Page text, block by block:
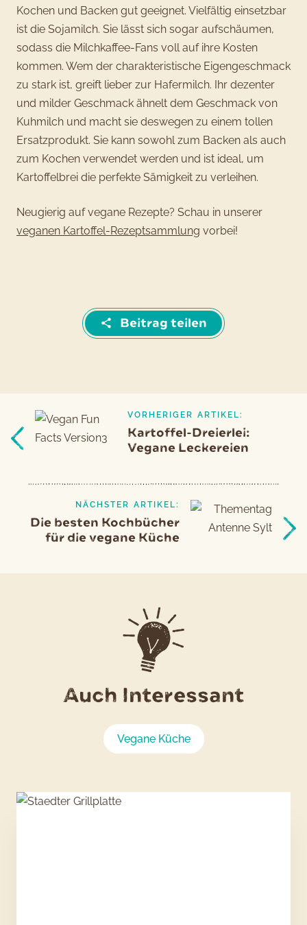
Kochen und Backen gut geeignet. Vielfältig einsetzbar
ist die Sojamilch. Sie lässt sich sogar aufschäumen,
sodass die Milchkaffee-Fans voll auf ihre Kosten
kommen. Wem der charakteristische Eigengeschmack
zu stark ist, greift lieber zur Hafermilch. Ihr dezenter
und milder Geschmack ähnelt dem Geschmack von
Kuhmilch und macht sie deswegen zu einem tollen
Ersatzprodukt. Sie kann sowohl zum Backen als auch
zum Kochen verwendet werden und ist ideal, um
Kartoffelbrei die perfekte Sämigkeit zu verleihen.
Neugierig auf vegane Rezepte? Schau in unserer
veganen Kartoffel-Rezeptsammlung vorbei!
Beitrag teilen
Beitragsnavigation
Vorheriger
Artikel
VORHERIGER ARTIKEL:
Kartoffel-Dreierlei:
Vegane Leckereien
NÄCHSTER ARTIKEL:
Die besten Kochbücher
für die vegane Küche
Auch Interessant
Vegane Küche